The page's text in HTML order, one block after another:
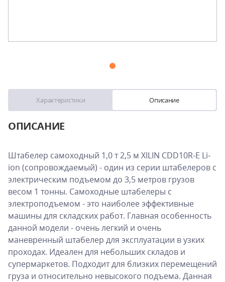
Характеристики Описание
ОПИСАНИЕ
Штабелер самоходный 1,0 т 2,5 м XILIN CDD10R-E Li-
ion (сопровождаемый) - один из серии штабелеров с
электрическим подъемом до 3,5 метров грузов
весом 1 тонны. Самоходные штабелеры с
электроподъемом - это наиболее эффективные
машины для складских работ. Главная особенность
данной модели - очень легкий и очень
маневренный штабелер для эксплуатации в узких
проходах. Идеален для небольших складов и
супермаркетов. Подходит для близких перемещений
груза и относительно невысокого подъема. Данная